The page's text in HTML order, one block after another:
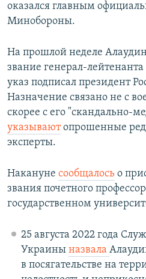
оказался главным
Минобороны.
На прошлой неделе
звание генерал-
указ подписал президент
Назначение связано не с
скорее с его "скандально-
указываютопрошенные
эксперты.
Накануне сообщалось о
звания почетного
государственном
25 августа 2022 года
Украины назвала
в посягательстве на